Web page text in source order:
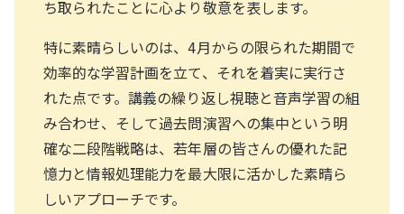
ち取られたことに心より敬意を表します。
特に素晴らしいのは、4月からの限られた期間で
効率的な学習計画を立て、それを着実に実行さ
れた点です。講義の繰り返し視聴と音声学習の組
み合わせ、そして過去問演習への集中という明
確な二段階戦略は、若年層の皆さんの優れた記
憶力と情報処理能力を最大限に活かした素晴ら
しいアプローチです。